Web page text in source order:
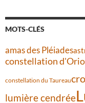
MOTS-CLÉS
amas des Pléiades
constellation
constellation du Taureau
lumière cendrée